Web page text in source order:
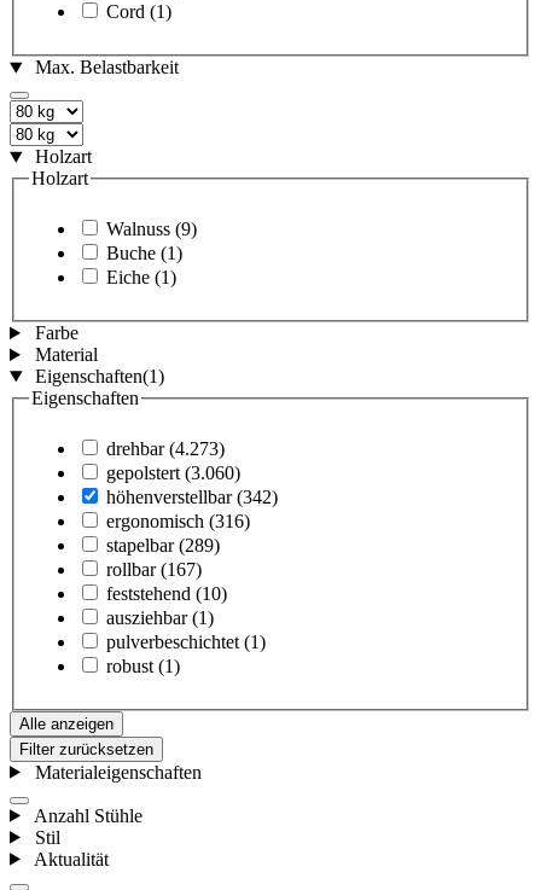
Cord (1)
Max. Belastbarkeit
Holzart
Holzart
Walnuss (9)
Buche (1)
Eiche (1)
Farbe
Material
Eigenschaften(1)
Eigenschaften
drehbar (4.273)
gepolstert (3.060)
höhenverstellbar (342)
ergonomisch (316)
stapelbar (289)
rollbar (167)
feststehend (10)
ausziehbar (1)
pulverbeschichtet (1)
robust (1)
Alle anzeigen
Filter zurücksetzen
Materialeigenschaften
Anzahl Stühle
Stil
Aktualität